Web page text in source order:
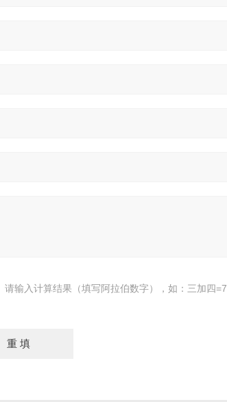
请输入计算结果（填写阿拉伯数字），如：三加四=7